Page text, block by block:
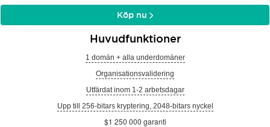
Köp nu
Huvudfunktioner
1 domän + alla underdomäner
Organisationsvalidering
Utfärdat inom 1-2 arbetsdagar
Upp till 256-bitars kryptering, 2048-bitars nyckel
$1 250 000 garanti